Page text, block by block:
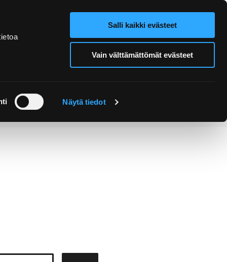
Näytä tiedot
Salli kaikki evästeet
Vain välttämättömät evästeet
Hae sivustolta